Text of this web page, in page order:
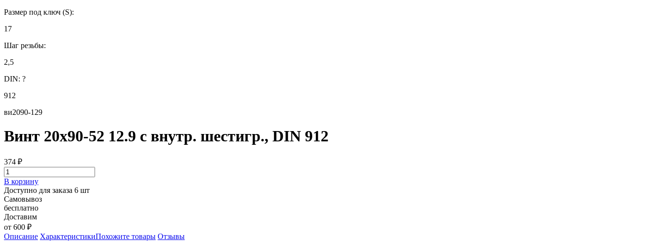
Размер под ключ (S):
17
Шаг резьбы:
2,5
DIN: ?
912
ви2090-129
Винт 20х90-52 12.9 с внутр. шестигр., DIN 912
374 ₽
В корзину
Доступно для заказа 6 шт
Самовывоз
бесплатно
Доставим
от 600 ₽
Описание ХарактеристикиПохожите товары Отзывы